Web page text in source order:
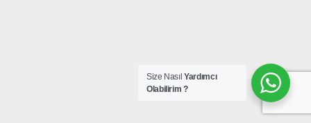
Size NasılYardımcı
Olabilirim ?